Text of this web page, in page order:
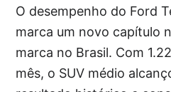
O desempenho do Ford
marca um novo capítulo
marca no Brasil. Com
mês, o SUV médio